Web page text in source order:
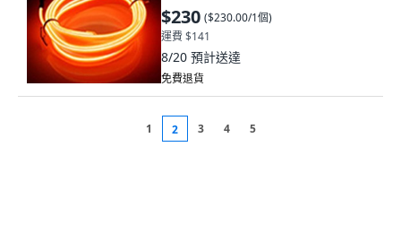
$230 ($230.00/1個)
運費 $141
8/20 預計送達
免費退貨
1 2 3 4 5